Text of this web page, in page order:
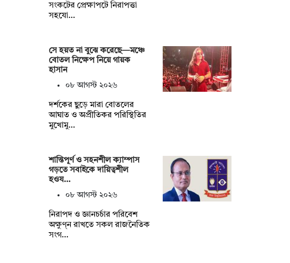
সংকটের প্রেক্ষাপটে নিরাপত্তা
সহযো…
সে হয়ত না ‍বুঝে করেছে—মঞ্চে
বোতল নিক্ষেপ নিয়ে গায়ক
হাসান
০৮ আগস্ট ২০২৬
দর্শকের ছুড়ে মারা বোতলের
আঘাত ও অপ্রীতিকর পরিস্থিতির
মুখোমু…
শান্তিপূর্ণ ও সহনশীল ক্যাম্পাস
গড়তে সবাইকে দায়িত্বশীল
হওয…
০৮ আগস্ট ২০২৬
নিরাপদ ও জ্ঞানচর্চার পরিবেশ
অক্ষুণ্ন রাখতে সকল রাজনৈতিক
সংগ…